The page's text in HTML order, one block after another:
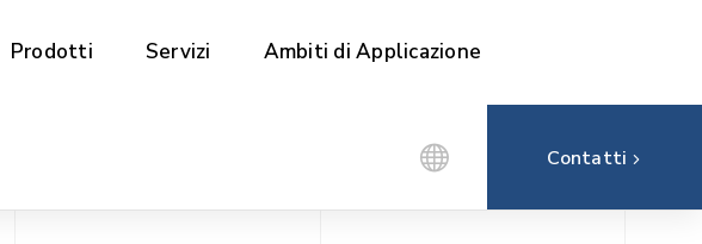
Prodotti Servizi Ambiti di Applicazione
Contatti